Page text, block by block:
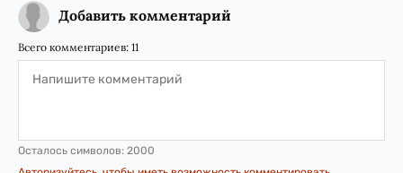
Добавить комментарий
Всего комментариев: 11
Осталось символов: 2000